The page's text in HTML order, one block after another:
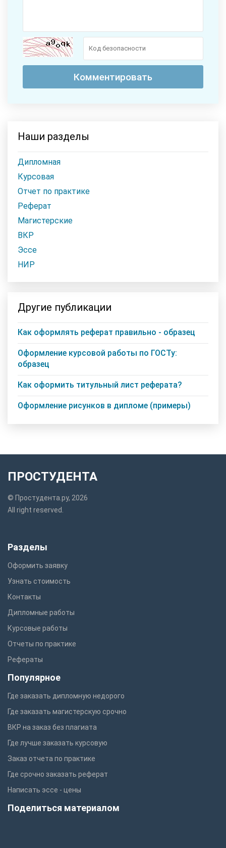
Наши разделы
Дипломная
Курсовая
Отчет по практике
Реферат
Магистерские
ВКР
Эссе
НИР
Другие публикации
Как оформлять реферат правильно - образец
Оформление курсовой работы по ГОСТу:
образец
Как оформить титульный лист реферата?
Оформление рисунков в дипломе (примеры)
ПРОСТУДЕНТА
© Простудента.ру, 2026
All right reserved.
Разделы
Оформить заявку
Узнать стоимость
Контакты
Дипломные работы
Курсовые работы
Отчеты по практике
Рефераты
Популярное
Где заказать дипломную недорого
Где заказать магистерскую срочно
ВКР на заказ без плагиата
Где лучше заказать курсовую
Заказ отчета по практике
Где срочно заказать реферат
Написать эссе - цены
Поделиться материалом